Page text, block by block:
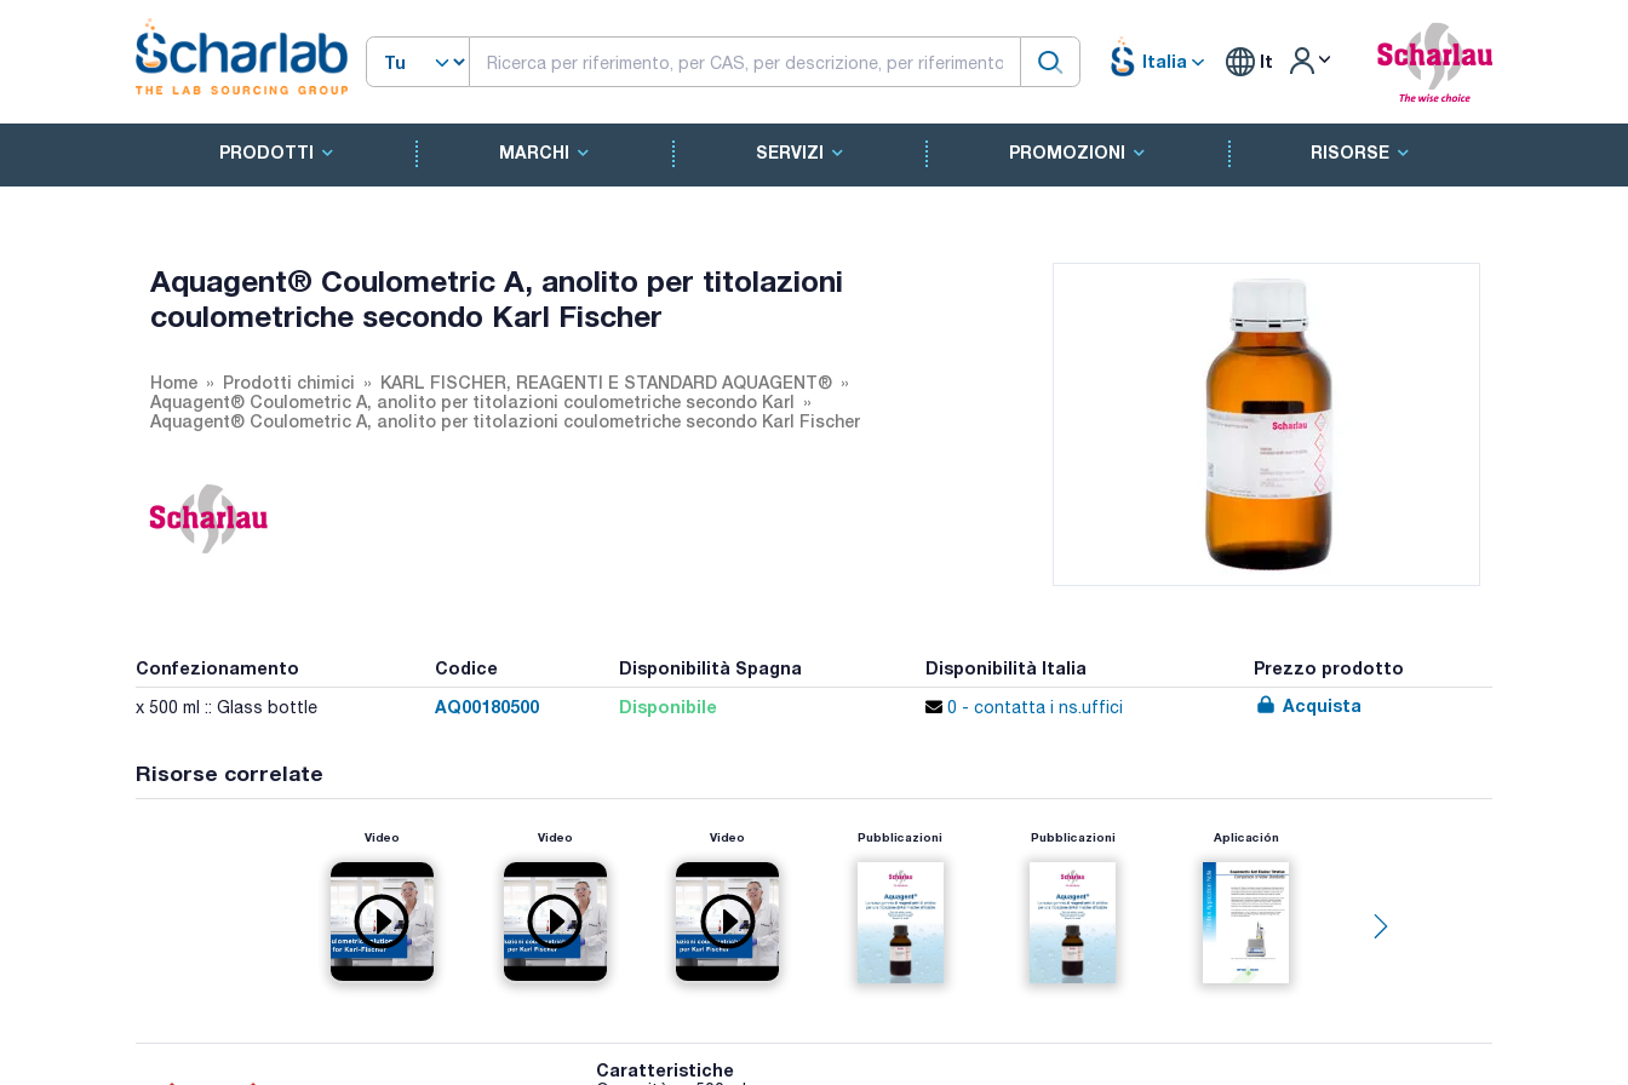
Italia It
PRODOTTI MARCHI SERVIZI PROMOZIONI RISORSE
Aquagent® Coulometric A, anolito per titolazioni
coulometriche secondo Karl Fischer
Home Prodotti chimici
KARL FISCHER, REAGENTI E STANDARD AQUAGENT®
Aquagent® Coulometric A, anolito per titolazioni coulometriche secondo Karl
Aquagent® Coulometric A, anolito per titolazioni coulometriche secondo Karl Fischer
Confezionamento Codice Disponibilità Spagna Disponibilità Italia Prezzo prodotto
x 500 ml :: Glass bottle AQ00180500 Disponibile 0 - contatta i ns.uffici Acquista
Risorse correlate
Video Video Video Pubblicazioni Pubblicazioni Aplicación
Caratteristiche